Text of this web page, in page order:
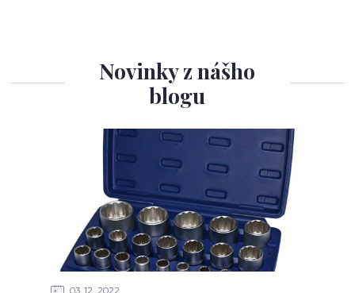
Novinky z nášho
blogu
03 12 2022